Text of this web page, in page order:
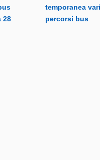
28
temporanea
percorsi bus